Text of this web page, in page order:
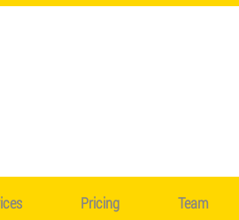
Team Mijn FBSB
Pricing Team